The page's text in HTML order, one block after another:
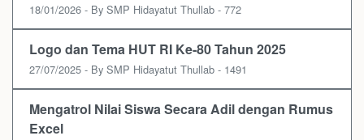
18/01/2026 - By SMP Hidayatut Thullab - 772
Logo dan Tema HUT RI Ke-80 Tahun 2025
27/07/2025 - By SMP Hidayatut Thullab - 1491
Mengatrol Nilai Siswa Secara Adil dengan Rumus
Excel